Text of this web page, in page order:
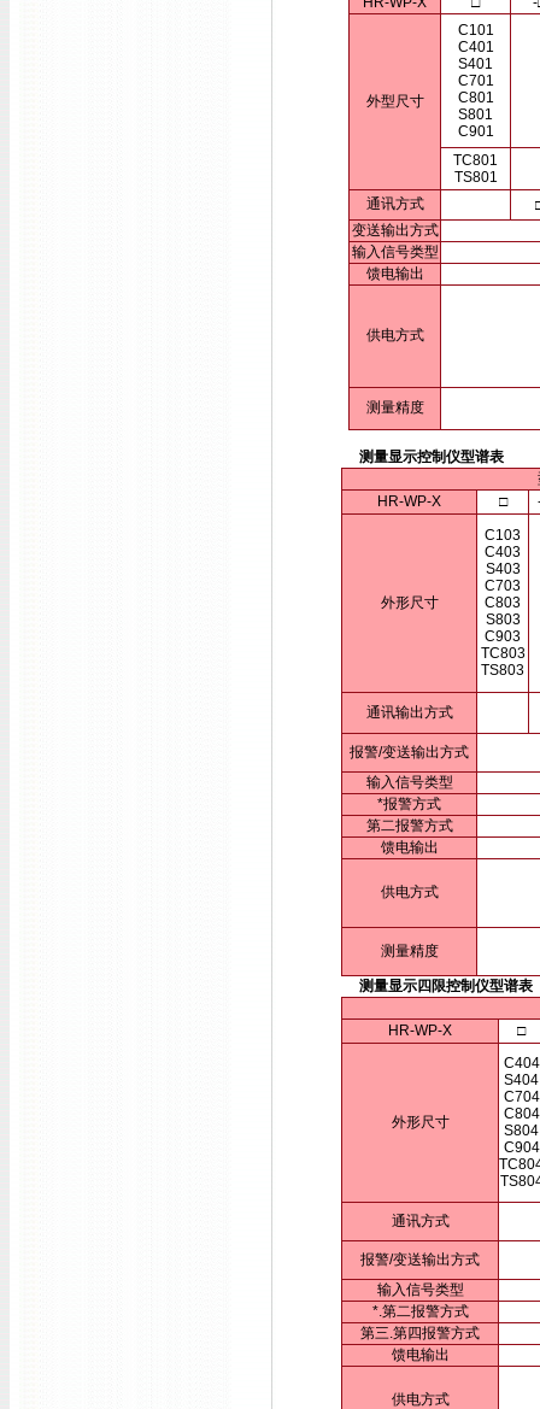
外型尺寸
C101
C401
S401
C701
C801
S801
C901
TC801
TS801
通讯方式
变送输出方式
输入信号类型
馈电输出
供电方式
测量精度
测量显示控制仪型谱表
HR-WP-X
□
外形尺寸
C103
C403
S403
C703
C803
S803
C903
TC803
TS803
通讯输出方式
报警/变送输出方式
输入信号类型
*报警方式
第二报警方式
馈电输出
供电方式
测量精度
测量显示四限控制仪型谱表
HR-WP-X □
外形尺寸
C404
S404
C704
C804
S804
C904
通讯方式
报警/变送输出方式
输入信号类型
*.第二报警方式
第三.第四报警方式
馈电输出
供电方式